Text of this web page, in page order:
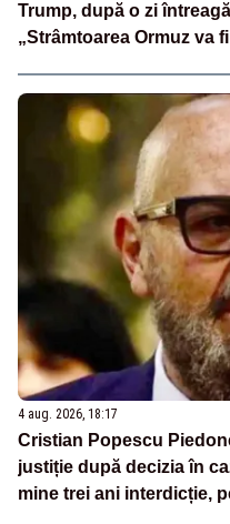
Trump, după o zi
„Strâmtoarea Ormuz va
4 aug. 2026, 18:17
Cristian Popescu
justiție după decizia în
mine trei ani interdicție,